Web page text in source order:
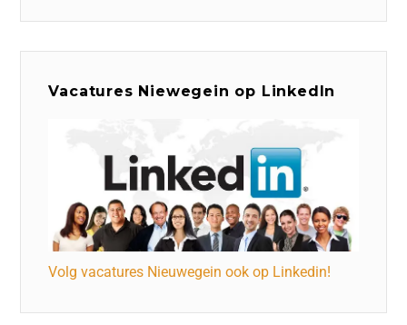
Vacatures Niewegein op LinkedIn
Volg vacatures Nieuwegein ook op Linkedin!